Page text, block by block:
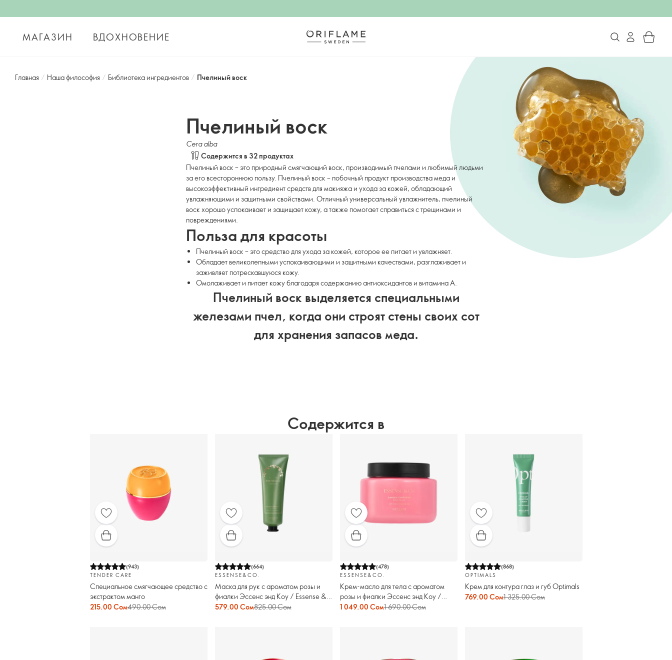
МАГАЗИН ВДОХНОВЕНИЕ
Главная / Наша философия / Библиотека ингредиентов / Пчелиный воск
Пчелиный воск
Cera alba
Содержится в 32 продуктах
Пчелиный воск – это природный смягчающий воск, производимый пчелами и любимый людьми
за его всестороннюю пользу. Пчелиный воск – побочный продукт производства меда и
высокоэффективный ингредиент средств для макияжа и ухода за кожей, обладающий
увлажняющими и защитными свойствами. Отличный универсальный увлажнитель, пчелиный
воск хорошо успокаивает и защищает кожу, а также помогает справиться с трещинами и
повреждениями.
Польза для красоты
Пчелиный воск – это средство для ухода за кожей, которое ее питает и увлажняет.
Обладает великолепными успокаивающими и защитными качествами, разглаживает и
заживляет потрескавшуюся кожу.
Омолаживает и питает кожу благодаря содержанию антиоксидантов и витамина А.
Пчелиный воск выделяется специальными
железами пчел, когда они строят стены своих сот
для хранения запасов меда.
Содержится в
(943)
TENDER CARE
Специальное смягчающее средство с
экстрактом манго
215.00 Сом490.00 Сом
(664)
ESSENSE&CO.
Маска для рук с ароматом розы и
фиалки Эссенс энд Коу / Essense &
Co.
579.00 Сом825.00 Сом
(478)
ESSENSE&CO.
Крем-масло для тела с ароматом
розы и фиалки Эссенс энд Коу /
Essense & Co.
1 049.00 Сом1 690.00 Сом
(868)
OPTIMALS
Крем для контура глаз и губ Optimals
769.00 Сом1 325.00 Сом